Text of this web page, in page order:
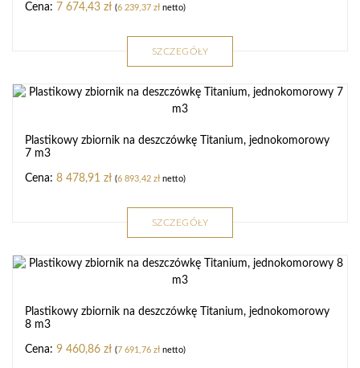
7 674,43 zł (6 239,37 złnetto)
SZCZEGÓŁY
Plastikowy zbiornik na deszczówkę Titanium, jednokomorowy
7 m3
8 478,91 zł (6 893,42 złnetto)
SZCZEGÓŁY
Plastikowy zbiornik na deszczówkę Titanium, jednokomorowy
8 m3
9 460,86 zł (7 691,76 złnetto)